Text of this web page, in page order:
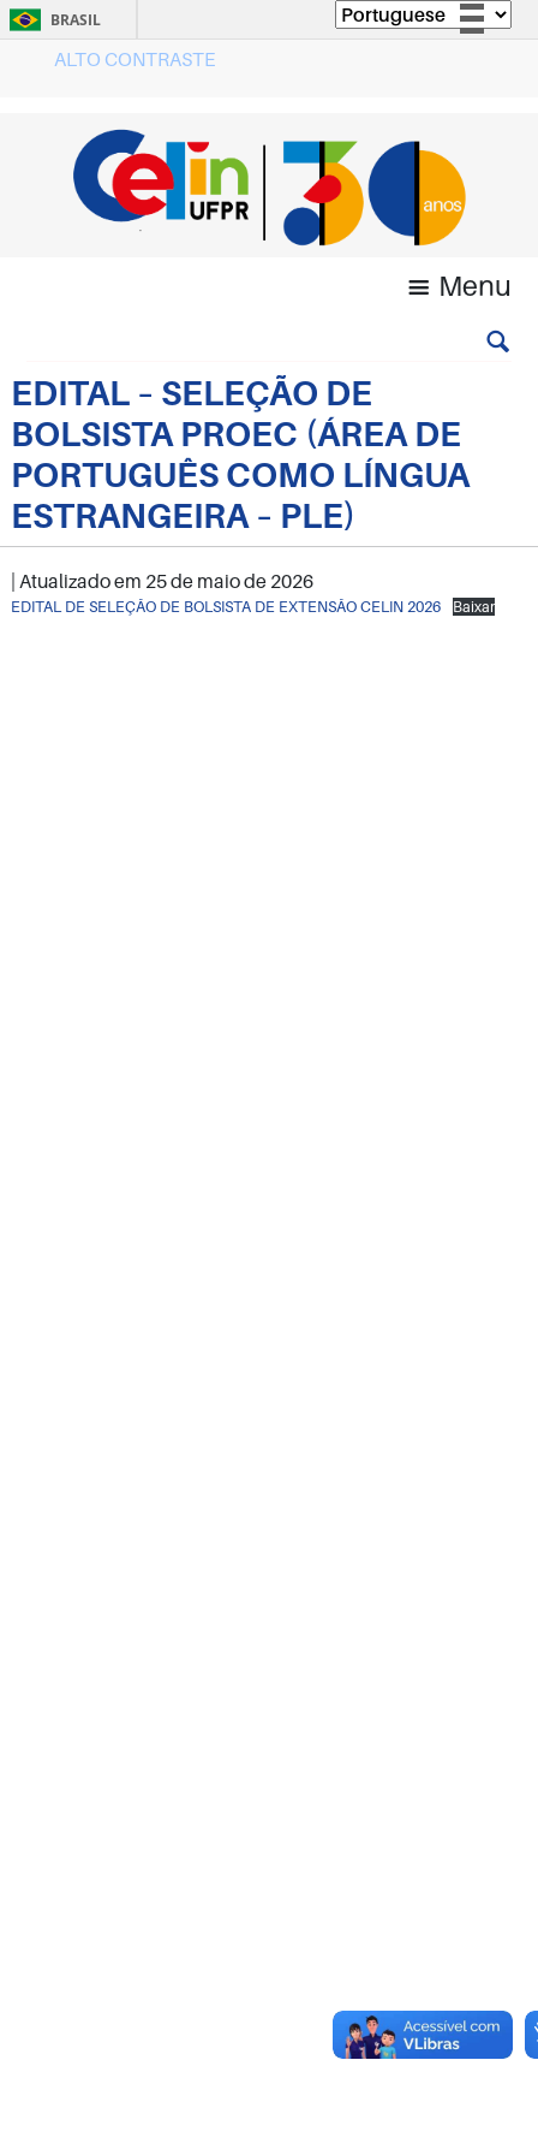
BRASIL
Acesso à informação
Legislação
Canais
ALTO CONTRASTE
Menu
EDITAL – SELEÇÃO DE
BOLSISTA PROEC (ÁREA DE
PORTUGUÊS COMO LÍNGUA
ESTRANGEIRA – PLE)
| Atualizado em 25 de maio de 2026
EDITAL DE SELEÇÃO DE BOLSISTA DE EXTENSÃO CELIN 2026 Baixar